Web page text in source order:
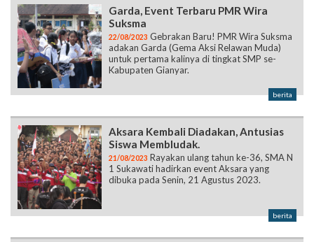
Garda, Event Terbaru PMR Wira
Suksma
22/08/2023 Gebrakan Baru! PMR Wira Suksma
adakan Garda (Gema Aksi Relawan Muda)
untuk pertama kalinya di tingkat SMP se-
Kabupaten Gianyar.
berita
Aksara Kembali Diadakan, Antusias
Siswa Membludak.
21/08/2023 Rayakan ulang tahun ke-36, SMA N
1 Sukawati hadirkan event Aksara yang
dibuka pada Senin, 21 Agustus 2023.
berita